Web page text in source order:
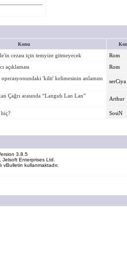
Konu
cezası için temyize gitmeyecek
Rom
açıklaması
Rom
'kilit' kelimesinin anlamını
serCiya
Çağrı arasında “Langıdı Lan Lan”
Arthur
hiç? SosiN
3.8.5
Enterprises Ltd.
vBulletin kullanmaktadır.